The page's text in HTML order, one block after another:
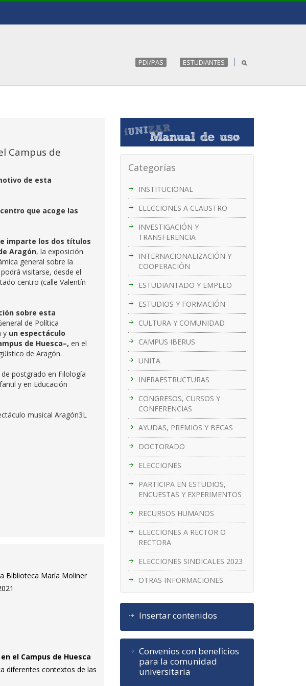
PDI/PAS ESTUDIANTES
Categorías
INSTITUCIONAL
ELECCIONES A CLAUSTRO
INVESTIGACIÓN Y
TRANSFERENCIA
INTERNACIONALIZACIÓN Y
COOPERACIÓN
ESTUDIANTADO Y EMPLEO
ESTUDIOS Y FORMACIÓN
CULTURA Y COMUNIDAD
CAMPUS IBERUS
UNITA
INFRAESTRUCTURAS
CONGRESOS, CURSOS Y
CONFERENCIAS
AYUDAS, PREMIOS Y BECAS
DOCTORADO
ELECCIONES
PARTICIPA EN ESTUDIOS,
ENCUESTAS Y EXPERIMENTOS
RECURSOS HUMANOS
ELECCIONES A RECTOR O
RECTORA
ELECCIONES SINDICALES 2023
OTRAS INFORMACIONES
Insertar contenidos
Convenios con beneficios
para la comunidad
universitaria
Campus de
de esta
que acoge las
imparte los dos títulos
Aragón, la exposición
general sobre la
visitarse, desde el
centro (calle Valentín
sobre esta
de Política
y un espectáculo
de Huesca–, en el
de Aragón.
postgrado en Filología
y en Educación
musical Aragón3L
Biblioteca María Moliner
el Campus de Huesca
diferentes contextos de las